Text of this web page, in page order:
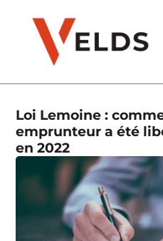
Loi Lemoine :
emprunteur a été
en 2022